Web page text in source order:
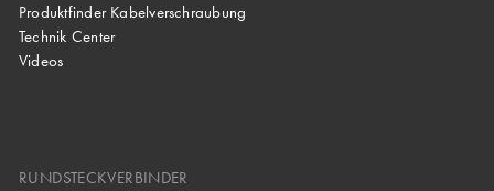
Produktfinder Kabelverschraubung
Technik Center
Videos
RUNDSTECKVERBINDER